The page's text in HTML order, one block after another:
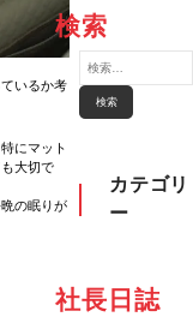
いるか考
にマット
大切で
の眠りが
検索
索
:
カテゴリ
ー
社長日誌